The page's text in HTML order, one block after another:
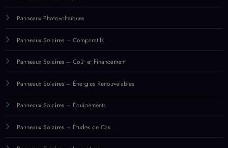
Panneaux Solaires – Équipements
Panneaux Solaires – Études de Cas
Panneaux Solaires – Innovations
Panneaux Solaires – Installation
Panneaux Solaires – Maintenance
Panneaux Solaires – Régulations